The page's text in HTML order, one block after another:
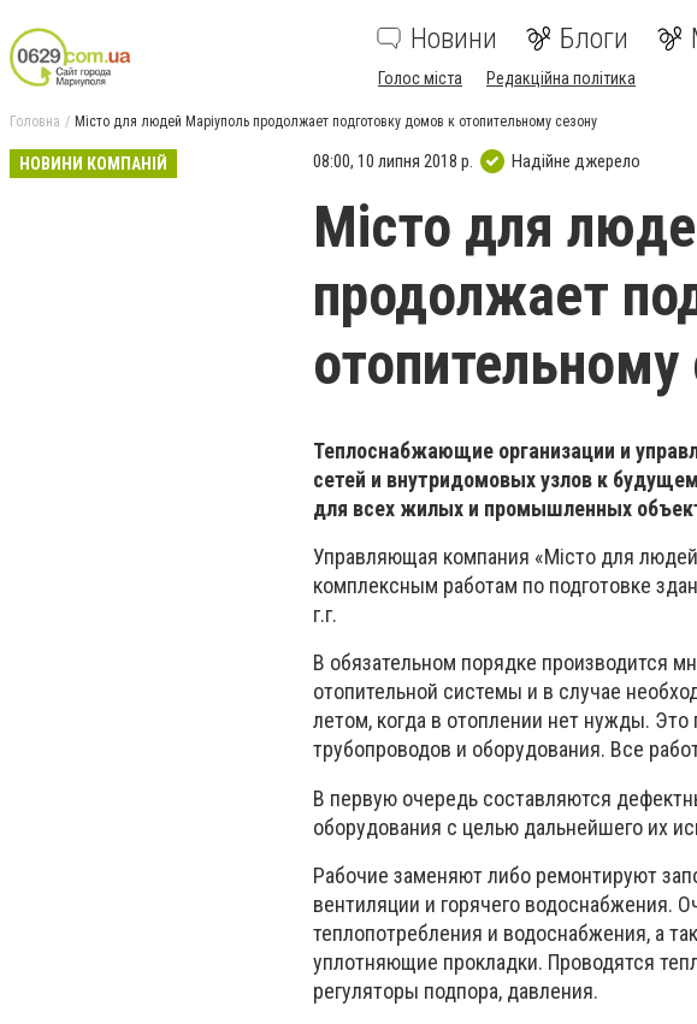
Новини Блоги
Голос міста Редакційна політика
Головна Місто для людей Маріуполь продолжает подготовку домов к отопительному сезону
НОВИНИ КОМПАНІЙ 08:00, 10 липня 2018 р. Надійне джерело
Місто для
продолжает
отопительному
Теплоснабжающие организации и
сетей и внутридомовых узлов к
для всех жилых и промышленных
Управляющая компания «Місто для
комплексным работам по подготовке
г.г.
В обязательном порядке производится
отопительной системы и в случае
летом, когда в отоплении нет нужды.
трубопроводов и оборудования. Все
В первую очередь составляются
оборудования с целью дальнейшего их
Рабочие заменяют либо ремонтируют
вентиляции и горячего водоснабжения.
теплопотребления и водоснабжения, а
уплотняющие прокладки. Проводятся
регуляторы подпора, давления.